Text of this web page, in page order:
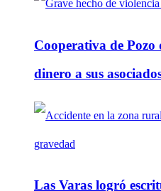
Cooperativa de
dinero a sus
Las Varas logró